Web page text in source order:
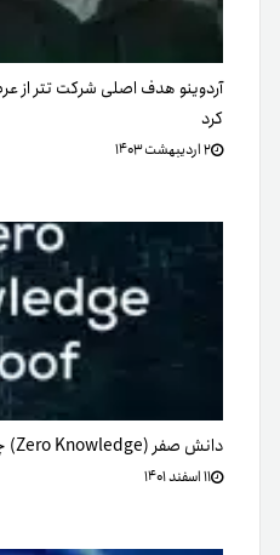
کرد
۲ اردیبهشت ۱۴۰۳
دانش صفر (Zero Knowledge) چیست؟
۱۱ اسفند ۱۴۰۱